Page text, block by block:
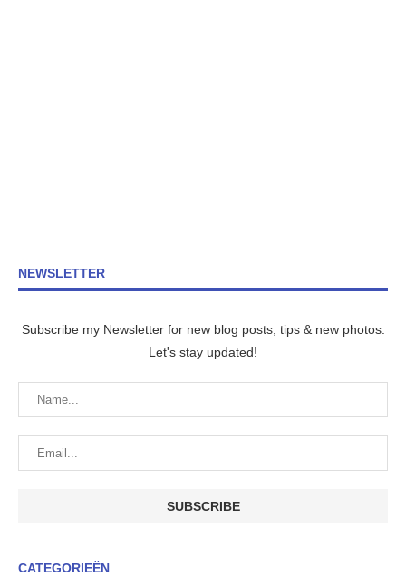
NEWSLETTER
Subscribe my Newsletter for new blog posts, tips & new photos.
Let's stay updated!
CATEGORIEËN